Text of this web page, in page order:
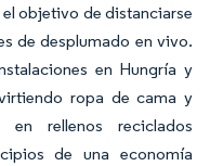
objetivo de distanciarse
de desplumado en vivo.
en Hungría y
ropa de cama y
rellenos reciclados
de una economía